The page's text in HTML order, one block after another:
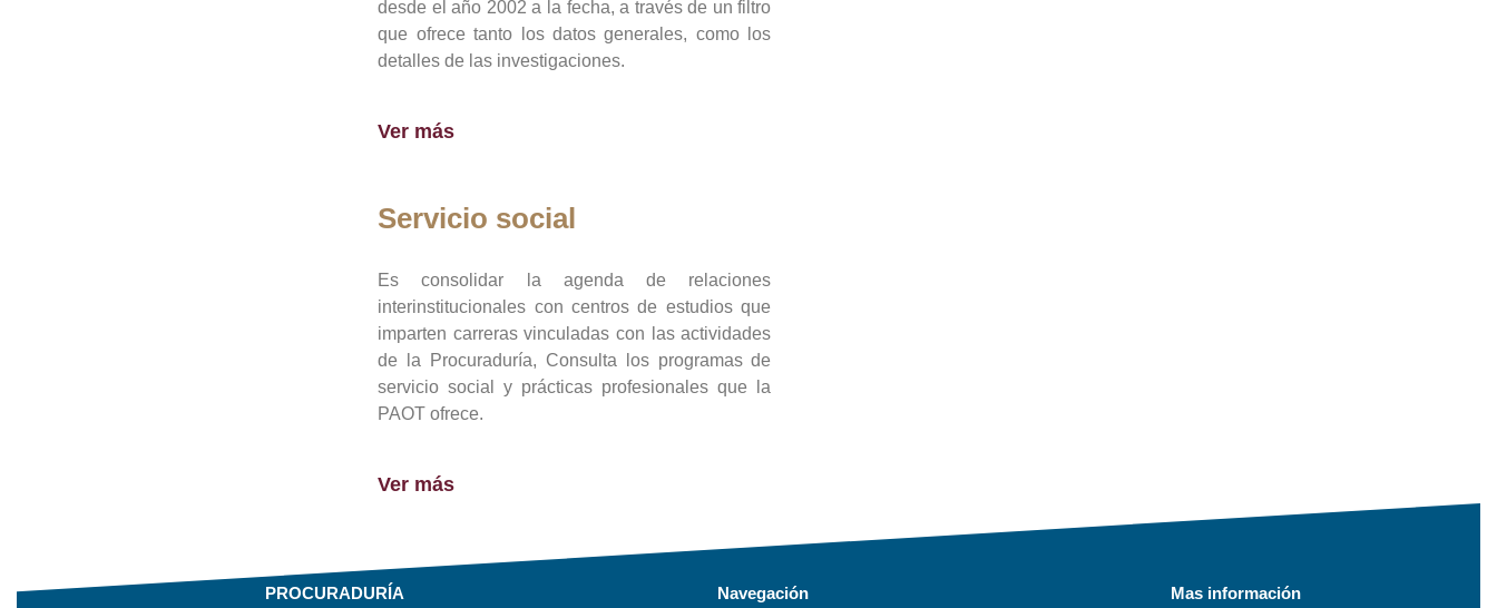
desde el año 2002 a la fecha, a través de un filtro
que ofrece tanto los datos generales, como los
detalles de las investigaciones.
Ver más
Servicio social
Es consolidar la agenda de relaciones
interinstitucionales con centros de estudios que
imparten carreras vinculadas con las actividades
de la Procuraduría, Consulta los programas de
servicio social y prácticas profesionales que la
PAOT ofrece.
Ver más
PROCURADURÍA Navegación Mas información